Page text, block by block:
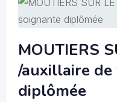
MOUTIERS
/auxillaire
diplômée